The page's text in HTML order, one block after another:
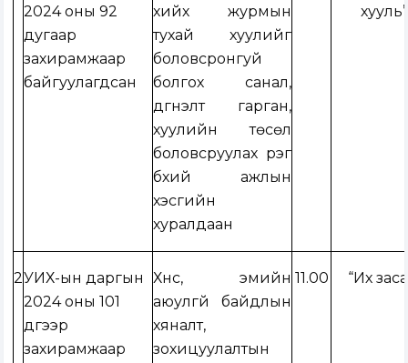
2024 оны 92
дугаар
захирамжаар
байгуулагдсан
хийх журмын
тухай хуулийг
боловсронгуй
болгох санал,
дүгнэлт гарган,
хуулийн төсөл
боловсруулах үүрэг
бүхий ажлын
хэсгийн
хуралдаан
хууль”
2УИХ-ын даргын
2024 оны 101
дүгээр
захирамжаар
Хүнс, эмийн
аюулгүй байдлын
хяналт,
зохицуулалтын
11.00 “Их